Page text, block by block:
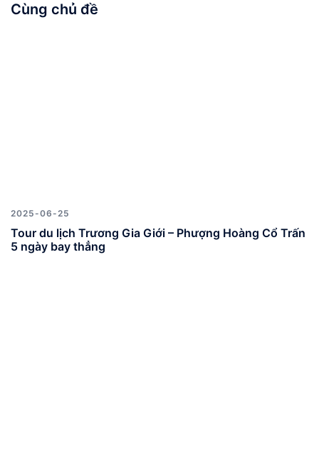
Cùng chủ đề
2025-06-25
Tour du lịch Trương Gia Giới – Phượng Hoàng Cổ Trấn
5 ngày bay thẳng